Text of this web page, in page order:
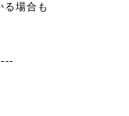
場合も